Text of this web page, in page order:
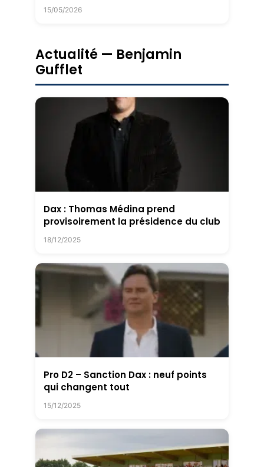
15/05/2026
Actualité — Benjamin
Gufflet
Dax : Thomas Médina prend
provisoirement la présidence du club
18/12/2025
Pro D2 – Sanction Dax : neuf points
qui changent tout
15/12/2025